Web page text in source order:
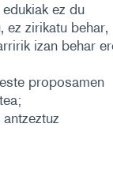
ez du
ez zirikatu behar,
izan behar
proposamen